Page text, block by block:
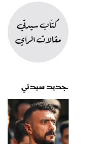
جديد سيدتي